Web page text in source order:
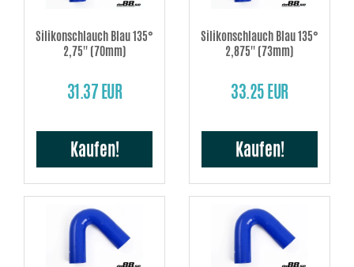
Silikonschlauch Blau 135°
2,75'' (70mm)
31.37 EUR
Kaufen!
Silikonschlauch Blau 135°
2,875'' (73mm)
33.25 EUR
Kaufen!